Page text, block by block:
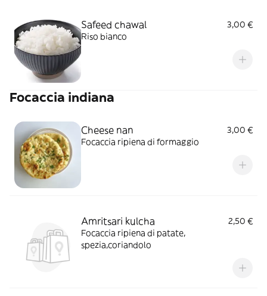
Safeed chawal
3,00 €
Riso bianco
Focaccia indiana
Cheese nan
3,00 €
Focaccia ripiena di formaggio
Amritsari kulcha
2,50 €
Focaccia ripiena di patate,
spezia,coriandolo